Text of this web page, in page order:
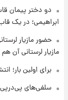
دو دختر پیمان
ابراهیمی؛ در یک
حضور مازیار
مازیار لرستانی آن
برای اولین بار؛
سلفی‌های